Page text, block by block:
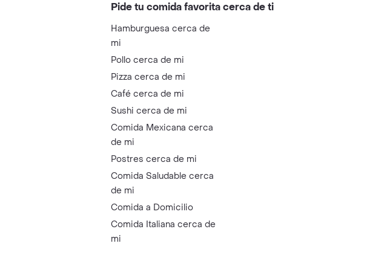
Pide tu comida favorita cerca de ti
Hamburguesa cerca de
mi
Pollo cerca de mi
Pizza cerca de mi
Café cerca de mi
Sushi cerca de mi
Comida Mexicana cerca
de mi
Postres cerca de mi
Comida Saludable cerca
de mi
Comida a Domicilio
Comida Italiana cerca de
mi